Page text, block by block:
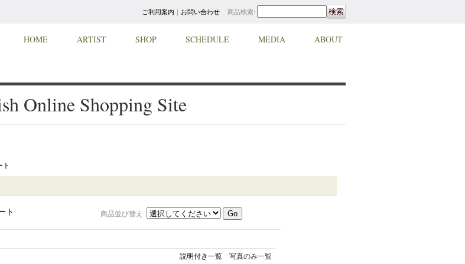
ご利用案内 ｜ お問い合わせ 商品検索:
HOME ARTIST SHOP SCHEDULE MEDIA ABOUT
Online Shopping Site
ト
ト 商品並び替え :
説明付き一覧 写真のみ一覧